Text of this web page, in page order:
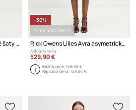
Rick Owens Lilies spodnicové šaty flitrované
-30%
*-5 % V KOŠÍKU!
Rick Owens Lilies Avra asymetrické šaty hladké z viskózy
Aktuálna cena:
529,90 €
Bežná cena:759,90 €
Najnižšia cena:759,90 €